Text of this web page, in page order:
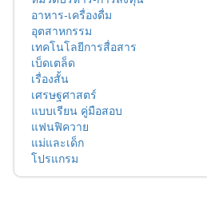
อาหาร-เครื่องดื่ม
อุตสาหกรรม
เทคโนโลยีการสื่อสาร
เบ็ดเตล็ด
เรื่องสั้น
เศรษฐศาสตร์
แบบเรียน คู่มือสอบ
แฟนฟิควาย
แม่และเด็ก
โปรแกรม